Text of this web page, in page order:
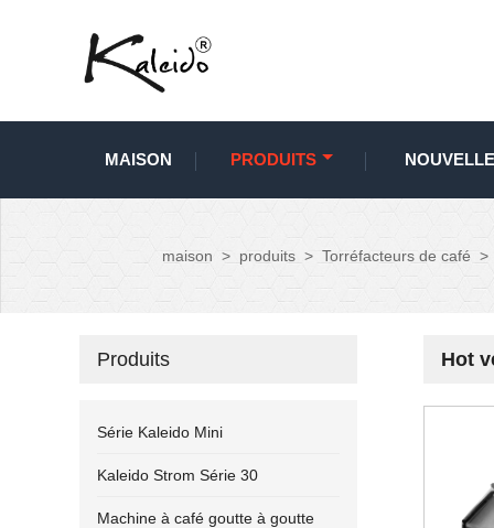
MAISON PRODUITS
maison > produits > Torréfacteurs de café >
Hot
Produits
Série Kaleido Mini
Kaleido Strom Série 30
Machine à café goutte à goutte